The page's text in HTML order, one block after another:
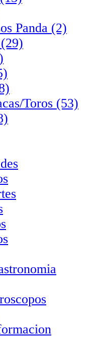
Panda (2)
Toros (53)